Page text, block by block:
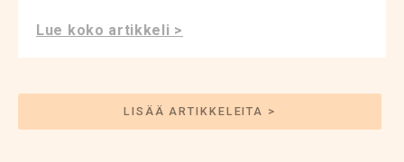
Lue koko artikkeli >
LISÄÄ ARTIKKELEITA >